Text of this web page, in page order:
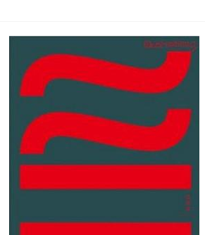
登录
没有账号？立即注册
用户名/手机号/邮箱
记住登录